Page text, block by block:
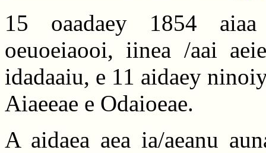
15 oaadaey 1854 aiaa
oeuoeiaooi, iinea /aai
idadaaiu, e 11 aidaey
Aiaeeae e Odaioeae.
A aidaea aea ia/aeanu